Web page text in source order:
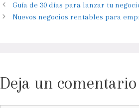
Guía de 30 días para lanzar tu
Nuevos negocios rentables para
Deja un comentario